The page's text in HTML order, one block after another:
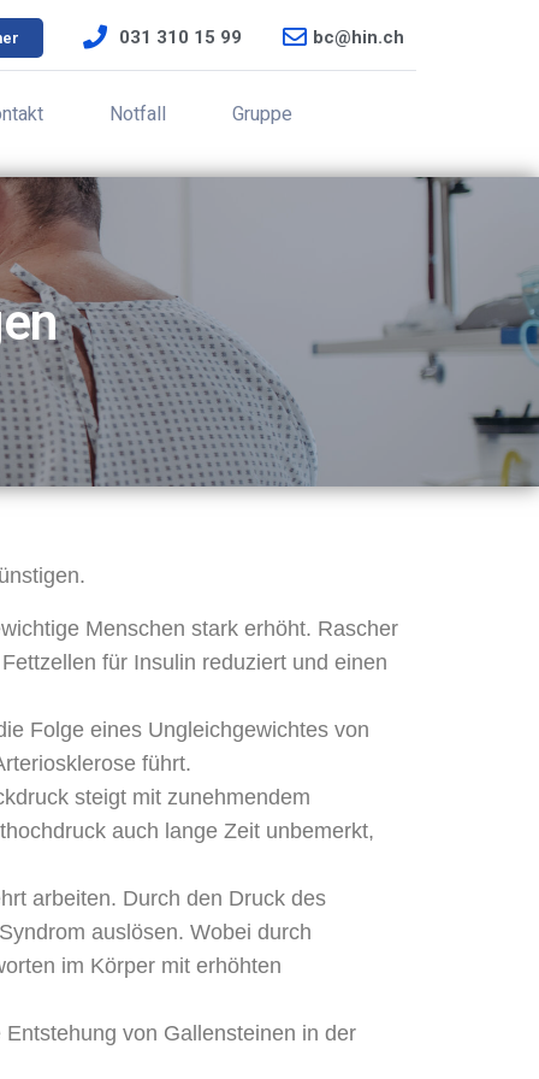
031 310 15 99 bc@hin.ch
Notfall Gruppe
Menschen stark erhöht. Rascher
für Insulin reduziert und einen
Folge eines Ungleichgewichtes von
führt.
steigt mit zunehmendem
auch lange Zeit unbemerkt,
arbeiten. Durch den Druck des
auslösen. Wobei durch
im Körper mit erhöhten
von Gallensteinen in der